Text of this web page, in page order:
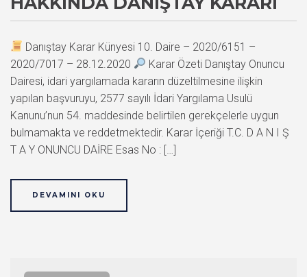
Danıştay Karar Künyesi 10. Daire – 2020/6151 –
2020/7017 – 28.12.2020
Karar Özeti Danıştay Onuncu
Dairesi, idari yargılamada kararın düzeltilmesine ilişkin
yapılan başvuruyu, 2577 sayılı İdari Yargılama Usulü
Kanunu’nun 54. maddesinde belirtilen gerekçelerle uygun
bulmamakta ve reddetmektedir. Karar İçeriği T.C. D A N I Ş
T A Y ONUNCU DAİRE Esas No : […]
DEVAMINI OKU